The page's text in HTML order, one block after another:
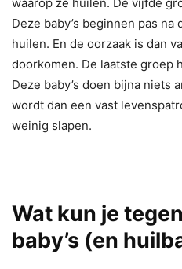
Deze baby’s beginnen pas
huilen. En de oorzaak is dan
doorkomen. De laatste groep
Deze baby’s doen bijna niets
wordt dan een vast
weinig slapen.
Wat kun je
baby’s (en